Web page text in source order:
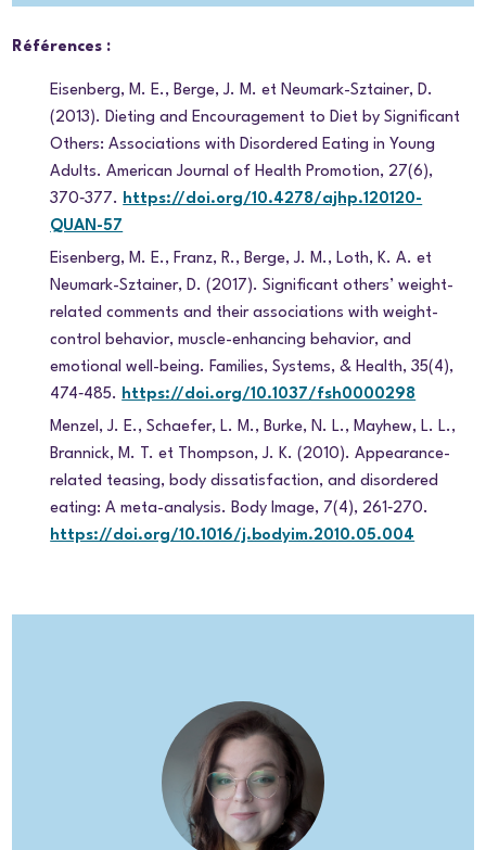
Références :
Eisenberg, M. E., Berge, J. M. et Neumark-Sztainer, D.
(2013).Dieting and Encouragement to Diet by Significant
Others: Associations with Disordered Eating in Young
Adults. American Journal of Health Promotion, 27(6),
370‑377. https://doi.org/10.4278/ajhp.120120-
QUAN-57
Eisenberg, M. E., Franz, R., Berge, J. M., Loth, K. A. et
Neumark-Sztainer, D. (2017). Significant others’ weight-
related comments and their associations with weight-
control behavior, muscle-enhancing behavior, and
emotional well-being. Families, Systems, & Health, 35(4),
474‑485. https://doi.org/10.1037/fsh0000298
Menzel, J. E., Schaefer, L. M., Burke, N. L., Mayhew, L. L.,
Brannick, M. T. et Thompson, J. K. (2010). Appearance-
related teasing, body dissatisfaction, and disordered
eating: A meta-analysis.Body Image, 7(4), 261‑270.
https://doi.org/10.1016/j.bodyim.2010.05.004